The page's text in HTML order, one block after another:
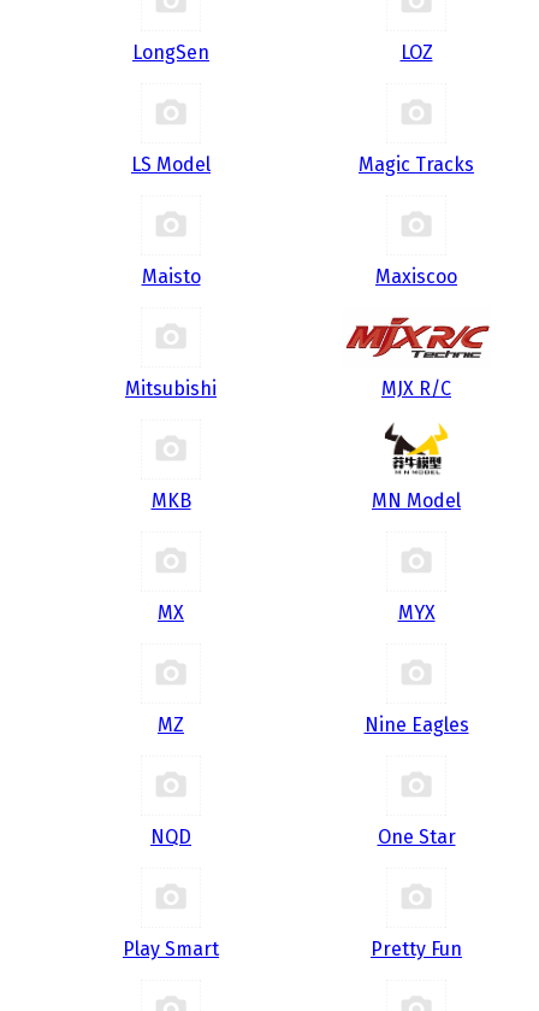
LongSen LOZ
LS Model Magic Tracks
Maisto Maxiscoo
Mitsubishi MJX R/C
MKB MN Model
MX MYX
MZ Nine Eagles
NQD One Star
Play Smart Pretty Fun